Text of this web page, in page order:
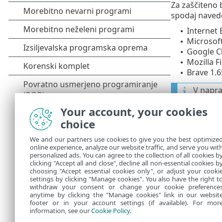
Za zaščiteno
spodaj
• Internet
•
• Google
• Mozilla
• Brave
V
Ko odpirate
brisalniku, ki
seznam
Your account, your cookies
choice
We and our partners use cookies to give you the best
online experience, analyze our website traffic, and serve you
personalized ads. You can agree to the collection of all cookies
clicking "Accept all and close", decline all non-essential cookies
choosing "Accept essential cookies only", or adjust your
settings by clicking "Manage cookies". You also have the right
withdraw your consent or change your cookie
anytime by clicking the "Manage cookies" link in our
footer or in your account settings (if available). For
information, see ourCookie Policy.